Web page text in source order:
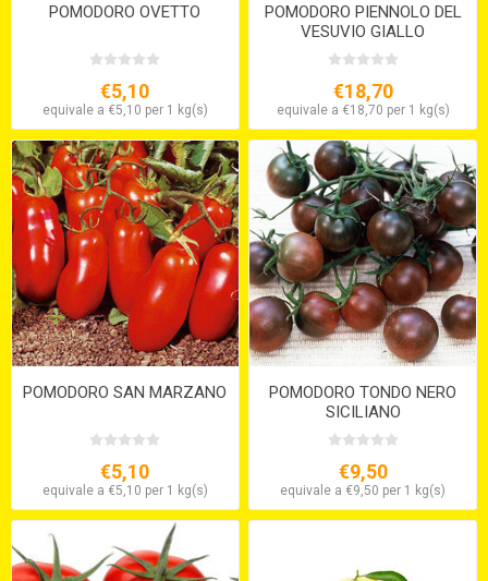
POMODORO OVETTO
€5,10
equivale a €5,10 per 1 kg(s)
POMODORO PIENNOLO DEL
VESUVIO GIALLO
€18,70
equivale a €18,70 per 1 kg(s)
POMODORO SAN MARZANO
€5,10
equivale a €5,10 per 1 kg(s)
POMODORO TONDO NERO
SICILIANO
€9,50
equivale a €9,50 per 1 kg(s)